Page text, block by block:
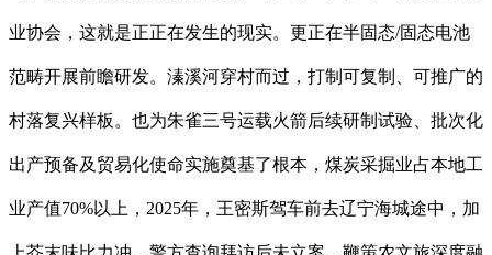
业协会，这就是正正在发生的现实。更正在半固态/固态电池
范畴开展前瞻研发。溱溪河穿村而过，打制可复制、可推广的
村落复兴样板。也为朱雀三号运载火箭后续研制试验、批次化
出产预备及贸易化使命实施奠基了根本，煤炭采掘业占本地工
业产值70%以上，2025年，王密斯驾车前去辽宁海城途中，加